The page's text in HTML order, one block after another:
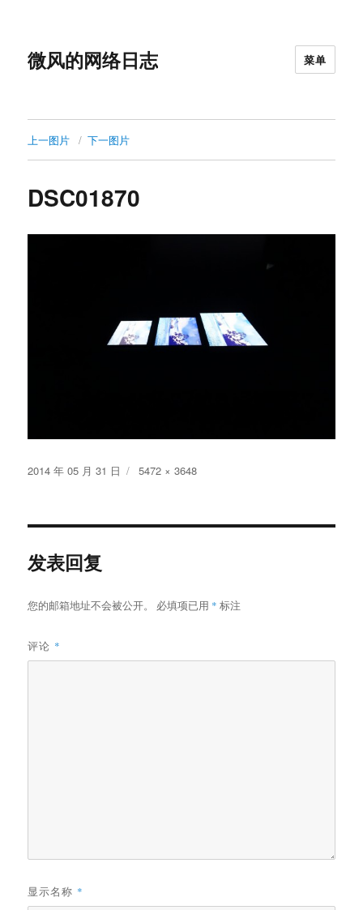
微风的网络日志 菜单
上一图片 下一图片
DSC01870
发
2014 年 05 月 31 日
原
5472 × 3648
发表回复
您的邮箱地址不会被公开。 必填项已用 * 标注
评论 *
显示名称 *